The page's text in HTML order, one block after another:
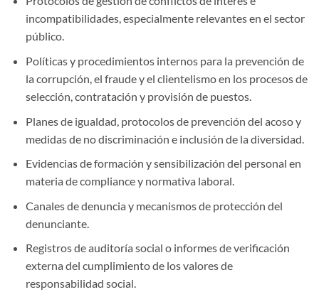
incompatibilidades, especialmente relevantes en el sector
público.
Políticas y procedimientos internos para la prevención de
la corrupción, el fraude y el clientelismo en los procesos de
selección, contratación y provisión de puestos.
Planes de igualdad, protocolos de prevención del acoso y
medidas de no discriminación e inclusión de la diversidad.
Evidencias de formación y sensibilización del personal en
materia de compliance y normativa laboral.
Canales de denuncia y mecanismos de protección del
denunciante.
Registros de auditoría social o informes de verificación
externa del cumplimiento de los valores de
responsabilidad social.